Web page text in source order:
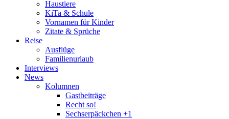
Haustiere
KiTa & Schule
Vornamen für Kinder
Zitate & Sprüche
Reise
Ausflüge
Familienurlaub
Interviews
News
Kolumnen
Gastbeiträge
Recht so!
Sechserpäckchen +1